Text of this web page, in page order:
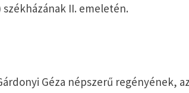
II. emeletén.
Géza népszerű regényének,